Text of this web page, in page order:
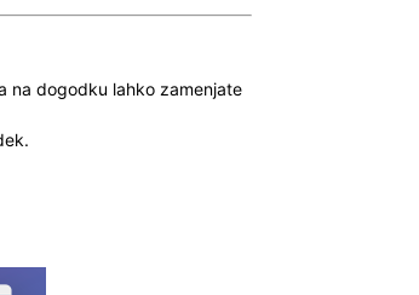
na dogodku lahko zamenjate